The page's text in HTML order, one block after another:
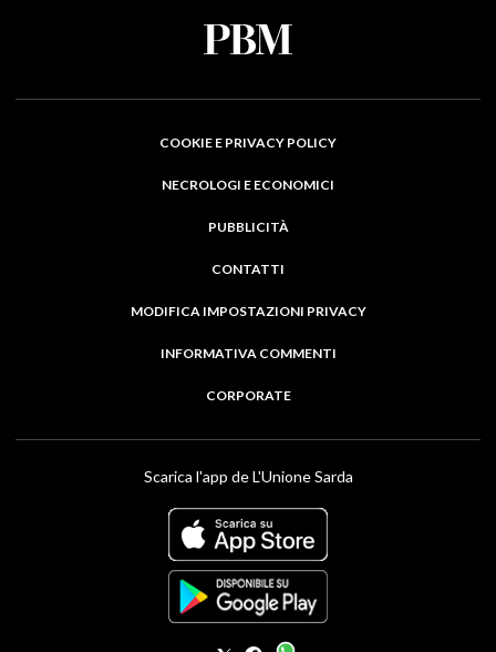
COOKIE E PRIVACY POLICY
NECROLOGI E ECONOMICI
PUBBLICITÀ
CONTATTI
MODIFICA IMPOSTAZIONI PRIVACY
INFORMATIVA COMMENTI
CORPORATE
Scarica l'app de L'Unione Sarda